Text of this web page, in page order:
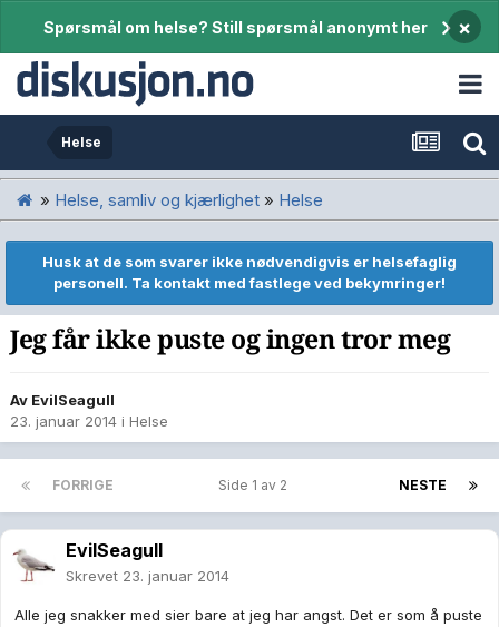
Spørsmål om helse? Still spørsmål anonymt her ×
Helse
» Helse, samliv og kjærlighet » Helse
Husk at de som svarer ikke nødvendigvis er helsefaglig
personell. Ta kontakt med fastlege ved bekymringer!
Jeg får ikke puste og ingen tror meg
Av EvilSeagull
23. januar 2014 i Helse
FORRIGE NESTE
Side 1 av 2
EvilSeagull
Skrevet 23. januar 2014
Alle jeg snakker med sier bare at jeg har angst. Det er som å puste